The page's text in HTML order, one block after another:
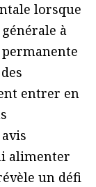
lorsque
à
entrer en
alimenter
un défi